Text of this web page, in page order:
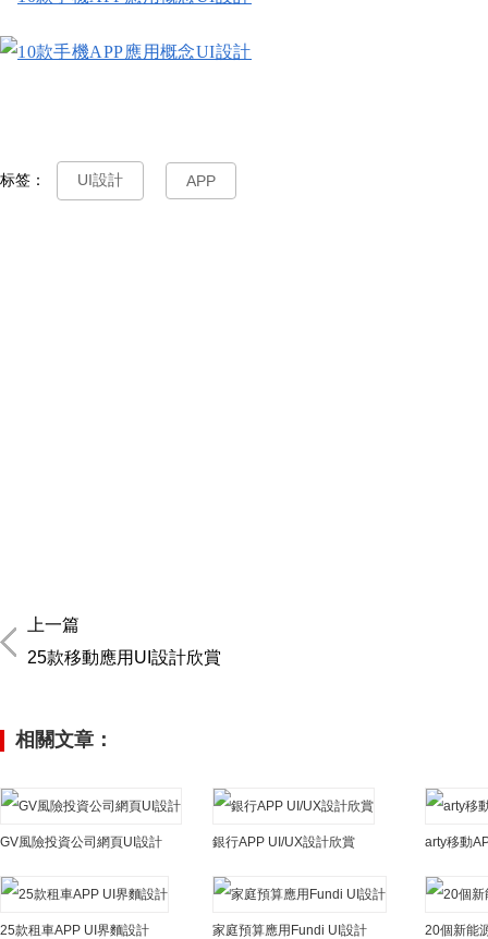
标签： UI設計 APP
上一篇
25款移動應用UI設計欣賞
相關文章：
GV風險投資公司網頁UI設計 銀行APP UI/UX設計欣賞 arty移動
25款租車APP UI界麵設計 家庭預算應用Fundi UI設計